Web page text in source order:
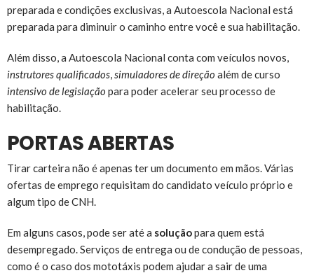
preparada e condições exclusivas, a Autoescola Nacional está
preparada para diminuir o caminho entre você e sua habilitação.
Além disso, a Autoescola Nacional conta com veículos novos,
instrutores qualificados simuladores de direção além de curso
intensivo de legislação para poder acelerar seu processo de
habilitação.
PORTAS ABERTAS
Tirar carteira não é apenas ter um documento em mãos. Várias
ofertas de emprego requisitam do candidato veículo próprio e
algum tipo de CNH.
Em alguns casos, pode ser até a soluçãopara quem está
desempregado. Serviços de entrega ou de condução de pessoas,
como é o caso dos mototáxis podem ajudar a sair de uma